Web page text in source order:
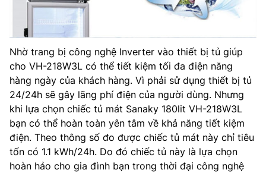
Nhờ trang bị công nghệ Inverter vào thiết bị tủ giúp
cho VH-218W3L có thể tiết kiệm tối đa điện năng
hàng ngày của khách hàng. Vì phải sử dụng thiết bị tủ
24/24h sẽ gây lãng phí điện của người dùng. Nhưng
khi lựa chọn chiếc tủ mát Sanaky 180lit VH-218W3L
bạn có thể hoàn toàn yên tâm về khả năng tiết kiệm
điện. Theo thông số đo được chiếc tủ mát này chỉ tiêu
tốn có 1.1 kWh/24h. Do đó chiếc tủ này là lựa chọn
hoàn hảo cho gia đình bạn trong thời đại công nghệ